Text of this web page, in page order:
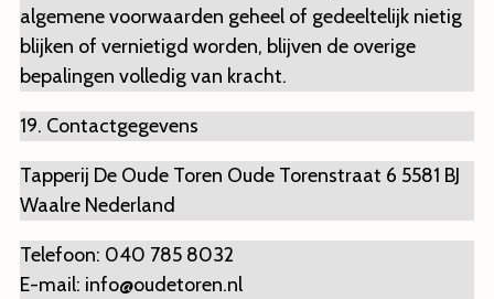
algemene voorwaarden geheel of gedeeltelijk nietig
blijken of vernietigd worden, blijven de overige
bepalingen volledig van kracht.
19. Contactgegevens
Tapperij De Oude Toren Oude Torenstraat 6 5581 BJ
Waalre Nederland
Telefoon: 040 785 8032
E-mail: info@oudetoren.nl